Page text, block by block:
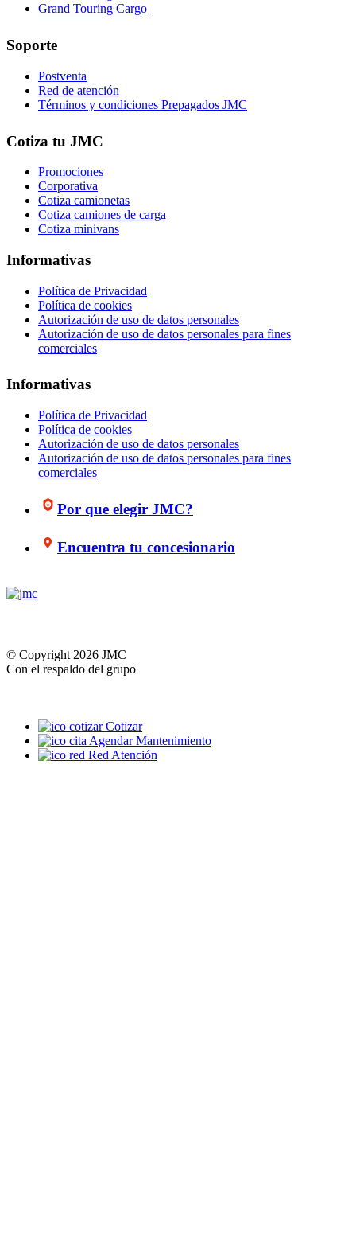
Grand Touring Cargo
Soporte
Postventa
Red de atención
Términos y condiciones Prepagados JMC
Cotiza tu JMC
Promociones
Corporativa
Cotiza camionetas
Cotiza camiones de carga
Cotiza minivans
Informativas
Política de Privacidad
Política de cookies
Autorización de uso de datos personales
Autorización de uso de datos personales para fines
comerciales
Informativas
Política de Privacidad
Política de cookies
Autorización de uso de datos personales
Autorización de uso de datos personales para fines
comerciales
Por que elegir JMC?
Encuentra tu concesionario
© Copyright 2026 JMC
Con el respaldo del grupo
Cotizar
Agendar Mantenimiento
Red Atención